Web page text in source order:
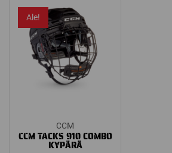
Ale!
CCM
CCM TACKS 910 COMBO
KYPÄRÄ